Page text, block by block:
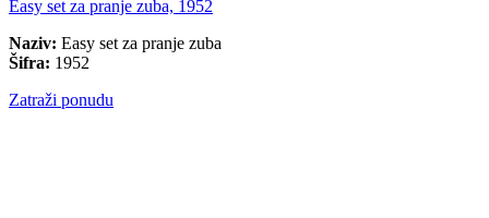
Easy set za pranje zuba, 1952
Naziv: Easy set za pranje zuba
Šifra: 1952
Zatraži ponudu